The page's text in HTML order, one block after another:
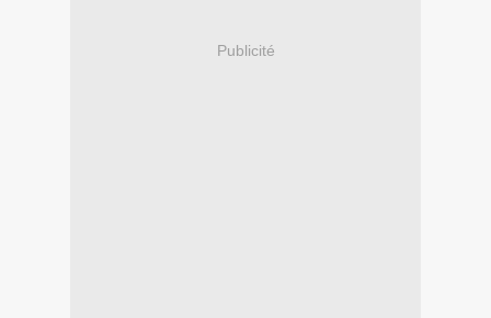
Publicité